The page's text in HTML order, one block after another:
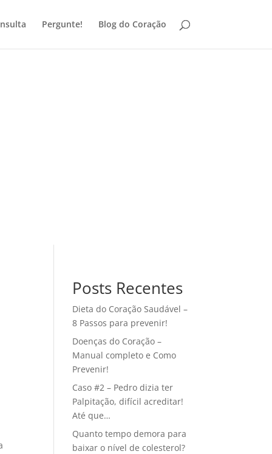
Pergunte! Blog do Coração
Posts Recentes
Dieta do Coração Saudável –
8 Passos para prevenir!
Doenças do Coração –
Manual completo e Como
Prevenir!
Caso #2 – Pedro dizia ter
Palpitação, difícil acreditar!
Até que…
Quanto tempo demora para
baixar o nível de colesterol?